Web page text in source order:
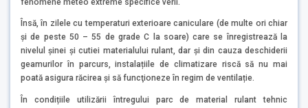
Însă, în zilele cu temperaturi exterioare caniculare (de multe ori chiar
și de peste 50 – 55 de grade C la soare) care se înregistrează la
nivelul șinei și cutiei materialului rulant, dar şi din cauza deschiderii
geamurilor în parcurs, instalațiile de climatizare riscă să nu mai
poată asigura răcirea şi să funcţioneze în regim de ventilație.
În condițiile utilizării întregului parc de material rulant tehnic